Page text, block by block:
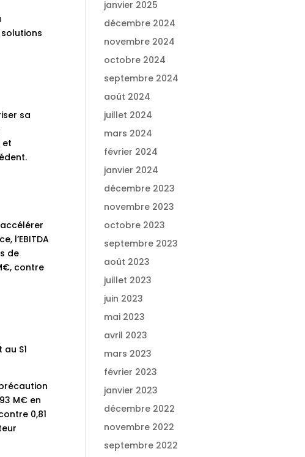
sa
et
l’EBITDA
de
contre
S1
M€ en
0,81
janvier 2025
décembre 2024
novembre 2024
octobre 2024
septembre 2024
août 2024
juillet 2024
mars 2024
février 2024
janvier 2024
décembre 2023
novembre 2023
octobre 2023
septembre 2023
août 2023
juillet 2023
juin 2023
mai 2023
avril 2023
mars 2023
février 2023
janvier 2023
décembre 2022
novembre 2022
septembre 2022